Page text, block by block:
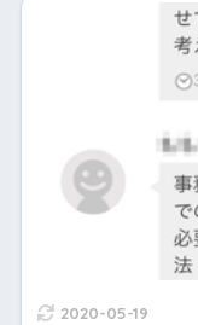
2020-05-19